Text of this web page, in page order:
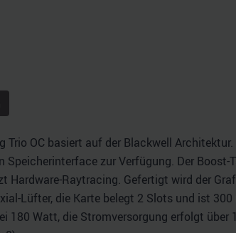
Trio OC basiert auf der Blackwell
Speicherinterface zur Verfügung. Der
Hardware-Raytracing. Gefertigt wird der
Lüfter, die Karte belegt 2 Slots und ist
180 Watt, die Stromversorgung erfolgt über